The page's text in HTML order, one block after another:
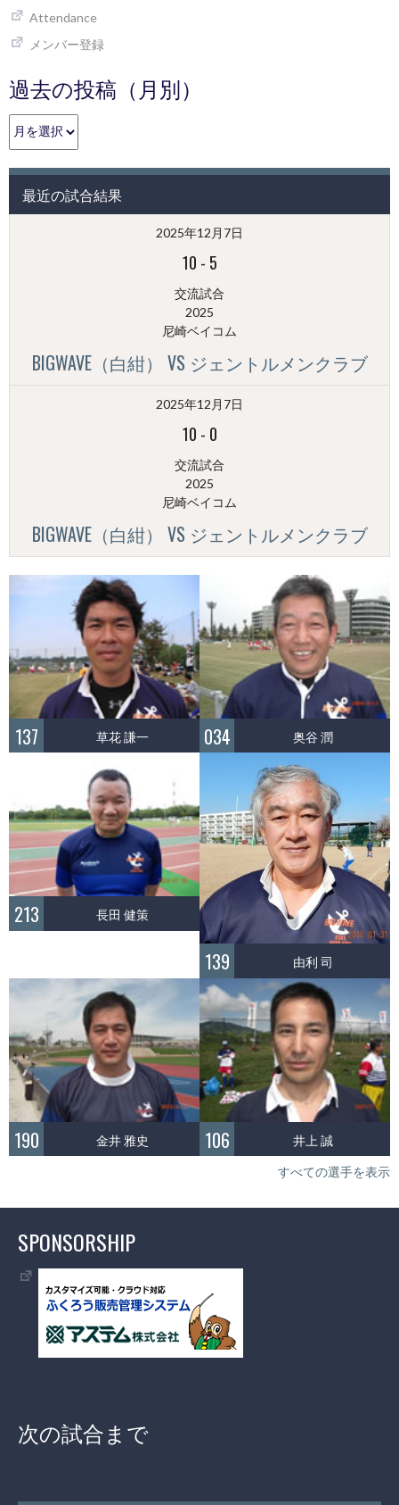
Attendance
メンバー登録
過去の投稿（月別）
過
去
投
（月
最近の試合結果
2025年12月7日
10 - 5
交流試合
2025
尼崎ベイコム
BIGWAVE（白紺） VS ジェントルメンクラブ
2025年12月7日
10 - 0
交流試合
2025
尼崎ベイコム
BIGWAVE（白紺） VS ジェントルメンクラブ
137 草花 謙一 034 奥谷 潤
213 長田 健策
139 由利 司
190 金井 雅史 106 井上 誠
すべての選手を表示
SPONSORSHIP
次の試合まで